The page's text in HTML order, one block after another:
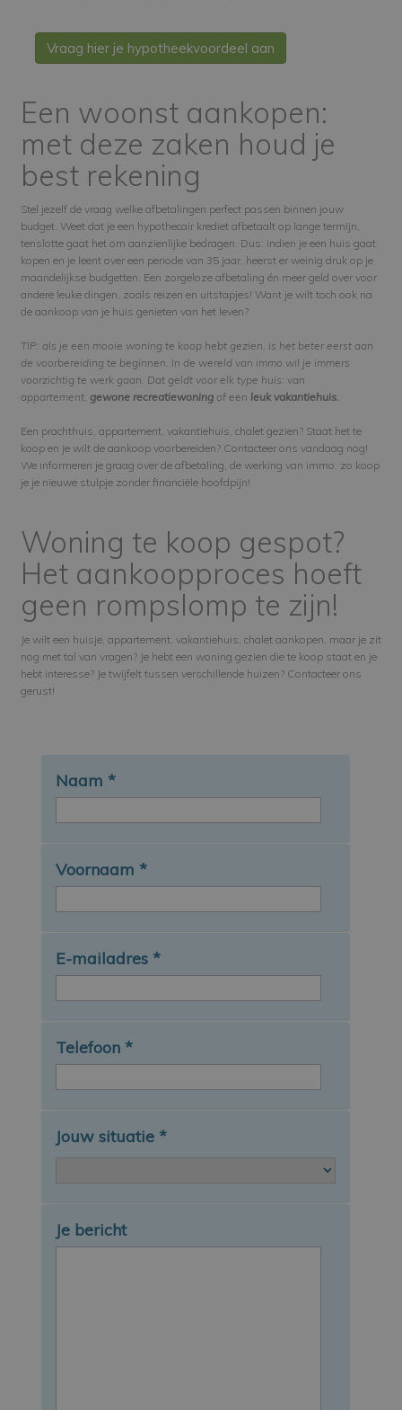
Vraag hier je hypotheekvoordeel aan
Een woonst aankopen:
met deze zaken houd je
best rekening
Stel jezelf de vraag welke afbetalingen perfect passen binnen jouw
budget. Weet dat je een hypothecair krediet afbetaalt op lange termijn,
tenslotte gaat het om aanzienlijke bedragen. Dus: indien je een huis gaat
kopen en je leent over een periode van 35 jaar, heerst er weinig druk op je
maandelijkse budgetten. Een zorgeloze afbetaling én meer geld over voor
andere leuke dingen, zoals reizen en uitstapjes! Want je wilt toch ook na
de aankoop van je huis genieten van het leven?
TIP: als je een mooie woning te koop hebt gezien, is het beter eerst aan
de voorbereiding te beginnen. In de wereld van immo wil je immers
voorzichtig te werk gaan. Dat geldt voor elk type huis: van
appartement, gewone recreatiewoning of een leuk vakantiehuis.
Een prachthuis, appartement, vakantiehuis, chalet gezien? Staat het te
koop en je wilt de aankoop voorbereiden? Contacteer ons vandaag nog!
We informeren je graag over de afbetaling, de werking van immo: zo koop
je je nieuwe stulpje zonder financiële hoofdpijn!
Woning te koop gespot?
Het aankoopproces hoeft
geen rompslomp te zijn!
Je wilt een huisje, appartement, vakantiehuis, chalet aankopen, maar je zit
nog met tal van vragen? Je hebt een woning gezien die te koop staat en je
hebt interesse? Je twijfelt tussen verschillende huizen? Contacteer ons
gerust!
Naam *
Voornaam *
E-mailadres *
Telefoon *
Jouw situatie *
Je bericht